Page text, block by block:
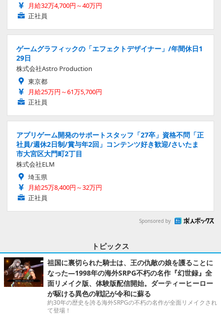
月給32万4,700円～40万円
正社員
ゲームグラフィックの「エフェクトデザイナー」/年間休日1
29日
株式会社Astro Production
東京都
月給25万円～61万5,700円
正社員
アプリゲーム開発のサポートスタッフ「27卒」資格不問「正
社員/週休2日制/賞与年2回」コンテンツ好き歓迎/さいたま
市大宮区大門町2丁目
株式会社ELM
埼玉県
月給25万8,400円～32万円
正社員
Sponsored by
トピックス
祖国に裏切られた騎士は、王の仇敵の娘を護ることに
なった―1998年の海外SRPG不朽の名作『幻世録』全
面リメイク版、体験版配信開始。ダーティーヒーロー
が駆ける異色の戦記が令和に蘇る
約30年の歴史を誇る海外SRPGの不朽の名作が全面リメイクされ
て登場！